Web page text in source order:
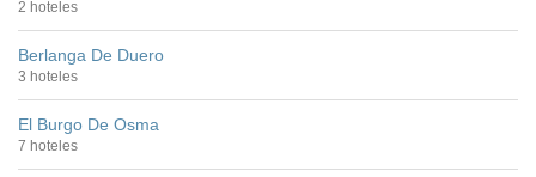
2 hoteles
Berlanga De Duero
3 hoteles
El Burgo De Osma
7 hoteles